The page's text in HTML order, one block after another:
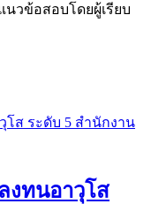
นวข้อสอบโดยผู้เรียบ
งทนอาวุโส